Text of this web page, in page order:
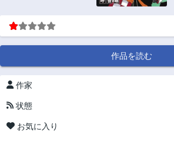
作品を読む
作家
状態
お気に入り